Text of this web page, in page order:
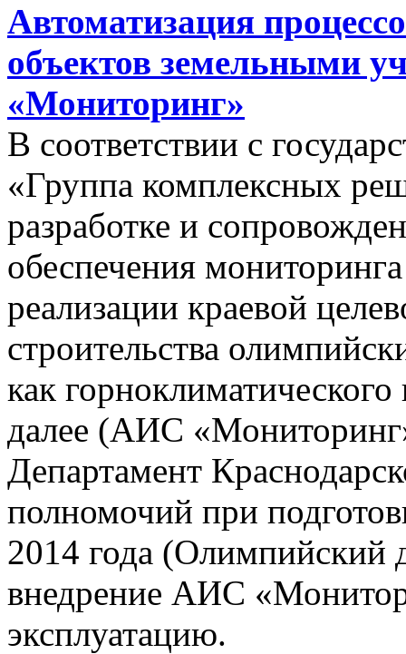
Автоматизация
объектов земельными
«Мониторинг»
В соответствии с
«Группа комплексных
разработке и
обеспечения
реализации краевой
строительства
как
далее (АИС
Департамент
полномочий при
2014 года (Олимпийский
внедрение АИС
эксплуатацию.